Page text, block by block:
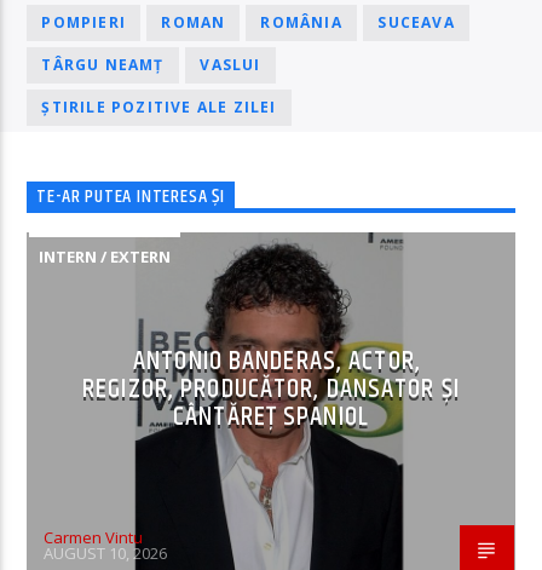
POMPIERI ROMAN ROMÂNIA SUCEAVA
TÂRGU NEAMȚ VASLUI
ȘTIRILE POZITIVE ALE ZILEI
TE-AR PUTEA INTERESA ȘI
INTERN / EXTERN
ANTONIO BANDERAS, ACTOR,
REGIZOR, PRODUCĂTOR, DANSATOR ȘI
CÂNTĂREȚ SPANIOL
Carmen Vintu
AUGUST 10, 2026